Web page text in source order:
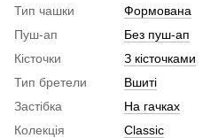
Тип чашки
Формована
Пуш-ап
Без пуш-ап
Кісточки
З кісточками
Тип бретели
Вшиті
Застібка
На гачках
Колекція
Classic